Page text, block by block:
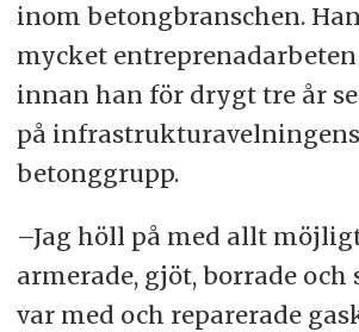
inom betongbranschen.
mycket
innan han för drygt tre år
på infrastrukturavelningens
betonggrupp.
–Jag höll på med allt
armerade, gjöt, borrade och
var med och reparerade